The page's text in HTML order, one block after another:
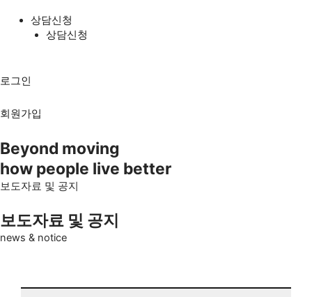
상담신청
상담신청
로그인
회원가입
Beyond moving
how people live better
보도자료 및 공지
보도자료 및 공지
news & notice